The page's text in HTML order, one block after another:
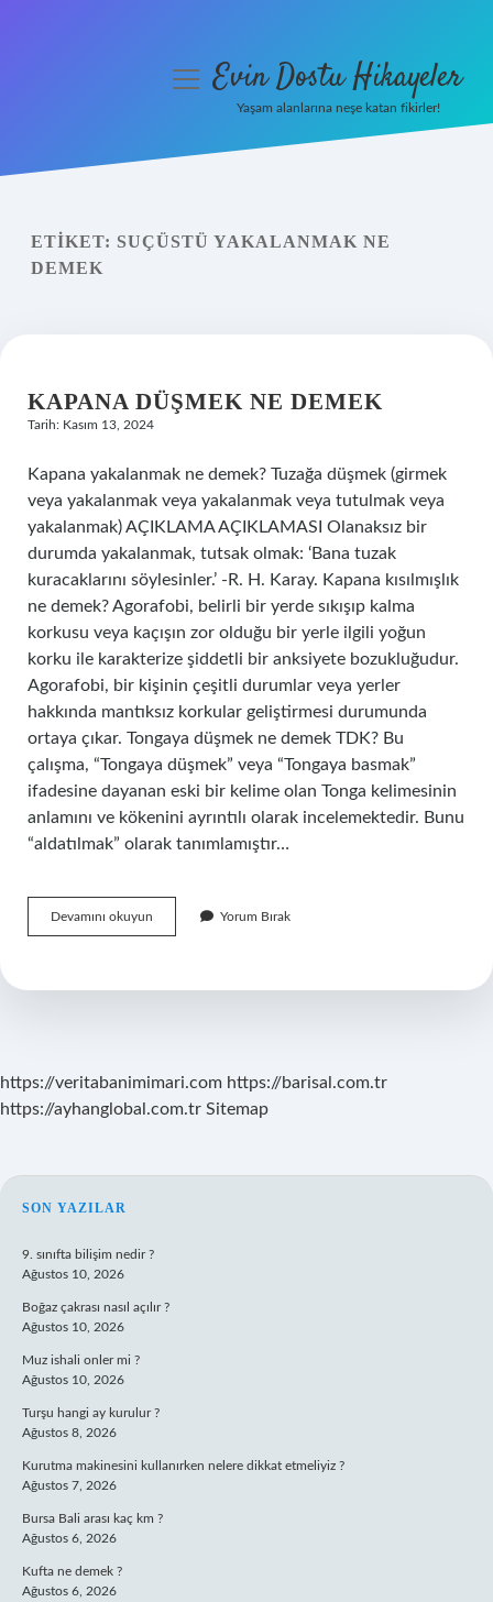
Yasal Uyarı
menüyüEvin Dostu Hikayeler
Yaşam alanlarına neşe katan fikirler!
ETIKET: SUÇÜSTÜ YAKALANMAK NE
DEMEK
KAPANA DÜŞMEK NE DEMEK
Tarih: Kasım 13, 2024
Kapana yakalanmak ne demek? Tuzağa düşmek (girmek
veya yakalanmak veya yakalanmak veya tutulmak veya
yakalanmak) AÇIKLAMA AÇIKLAMASI Olanaksız bir
durumda yakalanmak, tutsak olmak: ‘Bana tuzak
kuracaklarını söylesinler.’ -R. H. Karay. Kapana kısılmışlık
ne demek? Agorafobi, belirli bir yerde sıkışıp kalma
korkusu veya kaçışın zor olduğu bir yerle ilgili yoğun
korku ile karakterize şiddetli bir anksiyete bozukluğudur.
Agorafobi, bir kişinin çeşitli durumlar veya yerler
hakkında mantıksız korkular geliştirmesi durumunda
ortaya çıkar. Tongaya düşmek ne demek TDK? Bu
çalışma, “Tongaya düşmek” veya “Tongaya basmak”
ifadesine dayanan eski bir kelime olan Tonga kelimesinin
anlamını ve kökenini ayrıntılı olarak incelemektedir. Bunu
“aldatılmak” olarak tanımlamıştır…
Devamını okuyun
Düşmek
Yorum Bırak
https://veritabanimimari.com https://barisal.com.tr
https://ayhanglobal.com.tr Sitemap
SIDEBAR
SON YAZILAR
9. sınıfta bilişim nedir ?
Ağustos 10, 2026
Boğaz çakrası nasıl açılır ?
Ağustos 10, 2026
Muz ishali onler mi ?
Ağustos 10, 2026
Turşu hangi ay kurulur ?
Ağustos 8, 2026
Kurutma makinesini kullanırken nelere dikkat etmeliyiz ?
Ağustos 7, 2026
Bursa Bali arası kaç km ?
Ağustos 6, 2026
Kufta ne demek ?
Ağustos 6, 2026